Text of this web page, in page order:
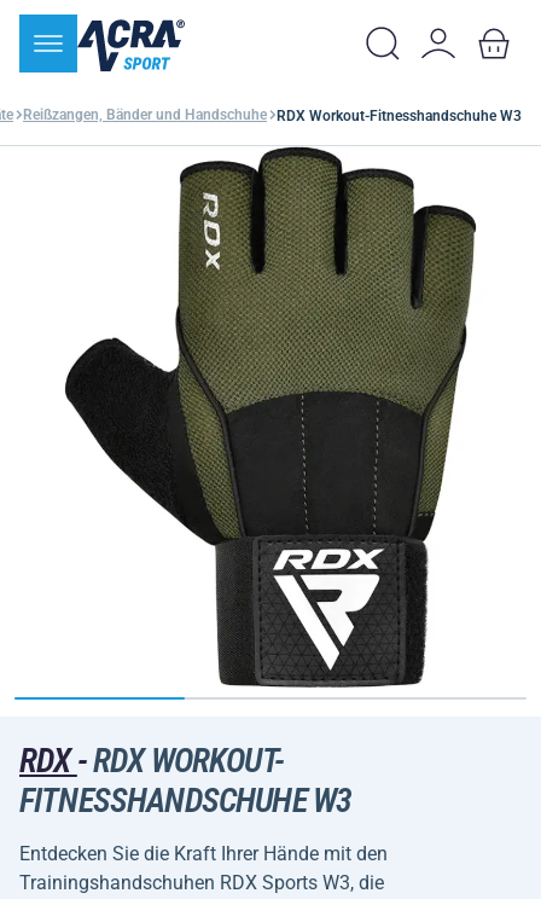
Reißzangen, Bänder und Handschuhe RDX Workout-Fitnesshandschuhe W3
RDX-RDX WORKOUT-
FITNESSHANDSCHUHE W3
Entdecken Sie die Kraft Ihrer Hände mit den
Trainingshandschuhen RDX Sports W3, die